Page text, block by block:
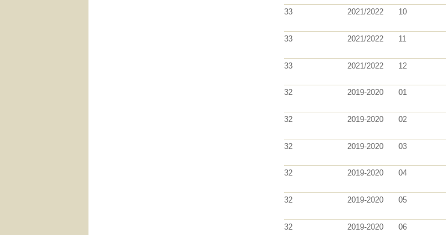
33
2021/2022 10
33
2021/2022 11
33
2021/2022 12
32
2019-2020 01
32
2019-2020 02
32
2019-2020 03
32
2019-2020 04
32
2019-2020 05
32
2019-2020 06